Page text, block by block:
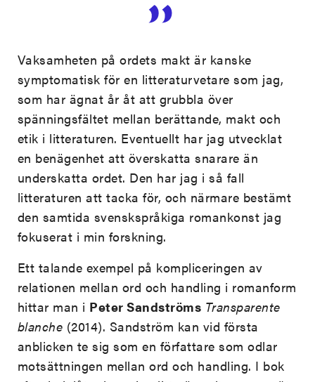
Vaksamheten på ordets makt är kanske
symptomatisk för en litteraturvetare som jag,
som har ägnat år åt att grubbla över
spänningsfältet mellan berättande, makt och
etik i litteraturen. Eventuellt har jag utvecklat
en benägenhet att överskatta snarare än
underskatta ordet. Den har jag i så fall
litteraturen att tacka för, och närmare bestämt
den samtida svenskspråkiga romankonst jag
fokuserat i min forskning.
Ett talande exempel på kompliceringen av
relationen mellan ord och handling i romanform
hittar man i Peter Sandströms Transparente
blanche (2014). Sandström kan vid första
anblicken te sig som en författare som odlar
motsättningen mellan ord och handling. I bok